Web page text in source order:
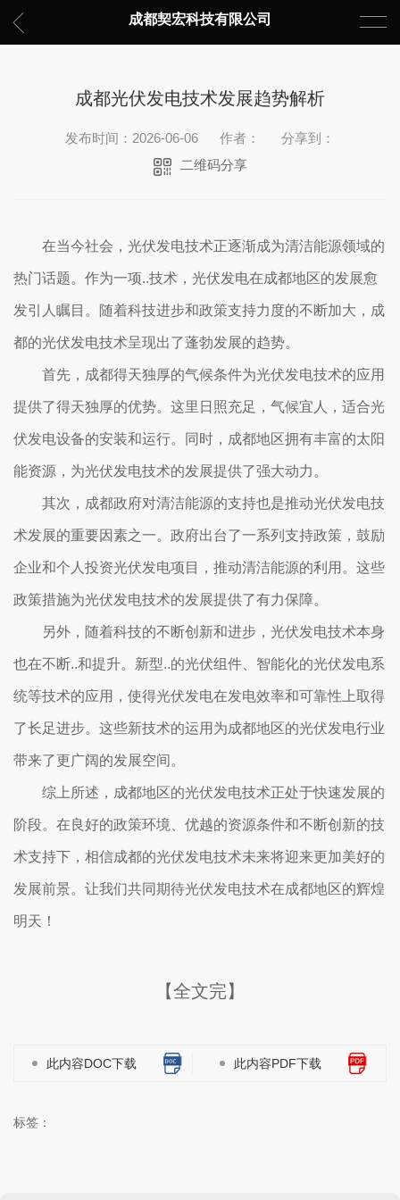
成都契宏科技有限公司
成都光伏发电技术发展趋势解析
发布时间：2026-06-06 作者：
分享到：
二维码分享
在当今社会，光伏发电技术正逐渐成为清洁能源领域的
热门话题。作为一项..技术，光伏发电在成都地区的发展愈
发引人瞩目。随着科技进步和政策支持力度的不断加大，成
都的光伏发电技术呈现出了蓬勃发展的趋势。
首先，成都得天独厚的气候条件为光伏发电技术的应用
提供了得天独厚的优势。这里日照充足，气候宜人，适合光
伏发电设备的安装和运行。同时，成都地区拥有丰富的太阳
能资源，为光伏发电技术的发展提供了强大动力。
其次，成都政府对清洁能源的支持也是推动光伏发电技
术发展的重要因素之一。政府出台了一系列支持政策，鼓励
企业和个人投资光伏发电项目，推动清洁能源的利用。这些
政策措施为光伏发电技术的发展提供了有力保障。
另外，随着科技的不断创新和进步，光伏发电技术本身
也在不断..和提升。新型..的光伏组件、智能化的光伏发电系
统等技术的应用，使得光伏发电在发电效率和可靠性上取得
了长足进步。这些新技术的运用为成都地区的光伏发电行业
带来了更广阔的发展空间。
综上所述，成都地区的光伏发电技术正处于快速发展的
阶段。在良好的政策环境、优越的资源条件和不断创新的技
术支持下，相信成都的光伏发电技术未来将迎来更加美好的
发展前景。让我们共同期待光伏发电技术在成都地区的辉煌
明天！
【全文完】
此内容DOC下载 此内容PDF下载
标签：